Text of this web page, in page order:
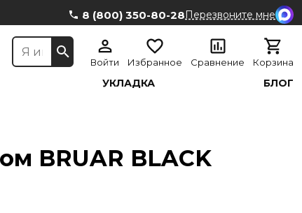
8 (800) 350-80-28Перезвоните мне
Войти Избранное Сравнение Корзина
УКЛАДКА БЛОГ
BRUAR BLACK